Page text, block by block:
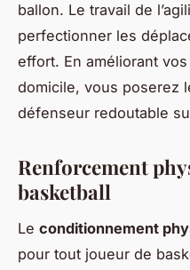
ballon. Le travail de
perfectionner les
effort. En améliorant
domicile, vous poserez
défenseur redoutable
Renforcement
basketball
Le conditionnement
pour tout joueur de